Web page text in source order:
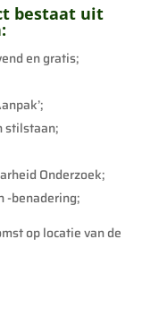
bestaat uit
en gratis;
stilstaan;
Onderzoek;
-benadering;
op locatie van de